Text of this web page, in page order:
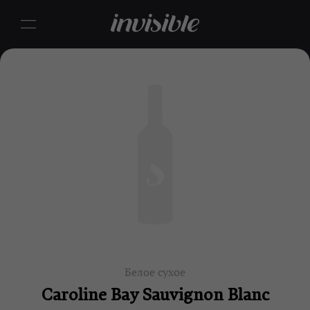
Белое сухое
Caroline Bay Sauvignon Blanc